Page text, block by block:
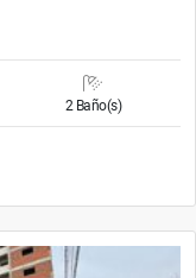
2 Baño(s)